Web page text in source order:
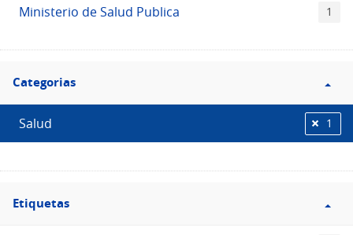
Ministerio de Salud Publica 1
Filtro
Categorias
Categorias
Salud 1
Filtro
Etiquetas
Etiquetas